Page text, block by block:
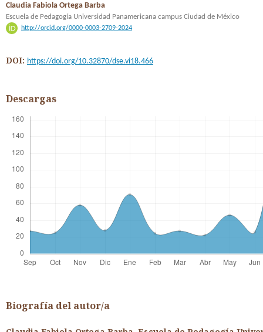
Claudia Fabiola Ortega Barba
Escuela de Pedagogía Universidad Panamericana campus Ciudad de México
http://orcid.org/0000-0003-2709-2024
DOI: https://doi.org/10.32870/dse.vi18.466
Descargas
Biografía del autor/a